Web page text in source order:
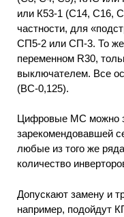
или К53-1 (С14, С16,
частности, для
СП5-2 или СП-3. То же
переменном R30,
выключателем. Все
(ВС-0,125).
Цифровые МС можно
зарекомендовавшей
любые из того же
количество
Допускают замену и
например, подойдут